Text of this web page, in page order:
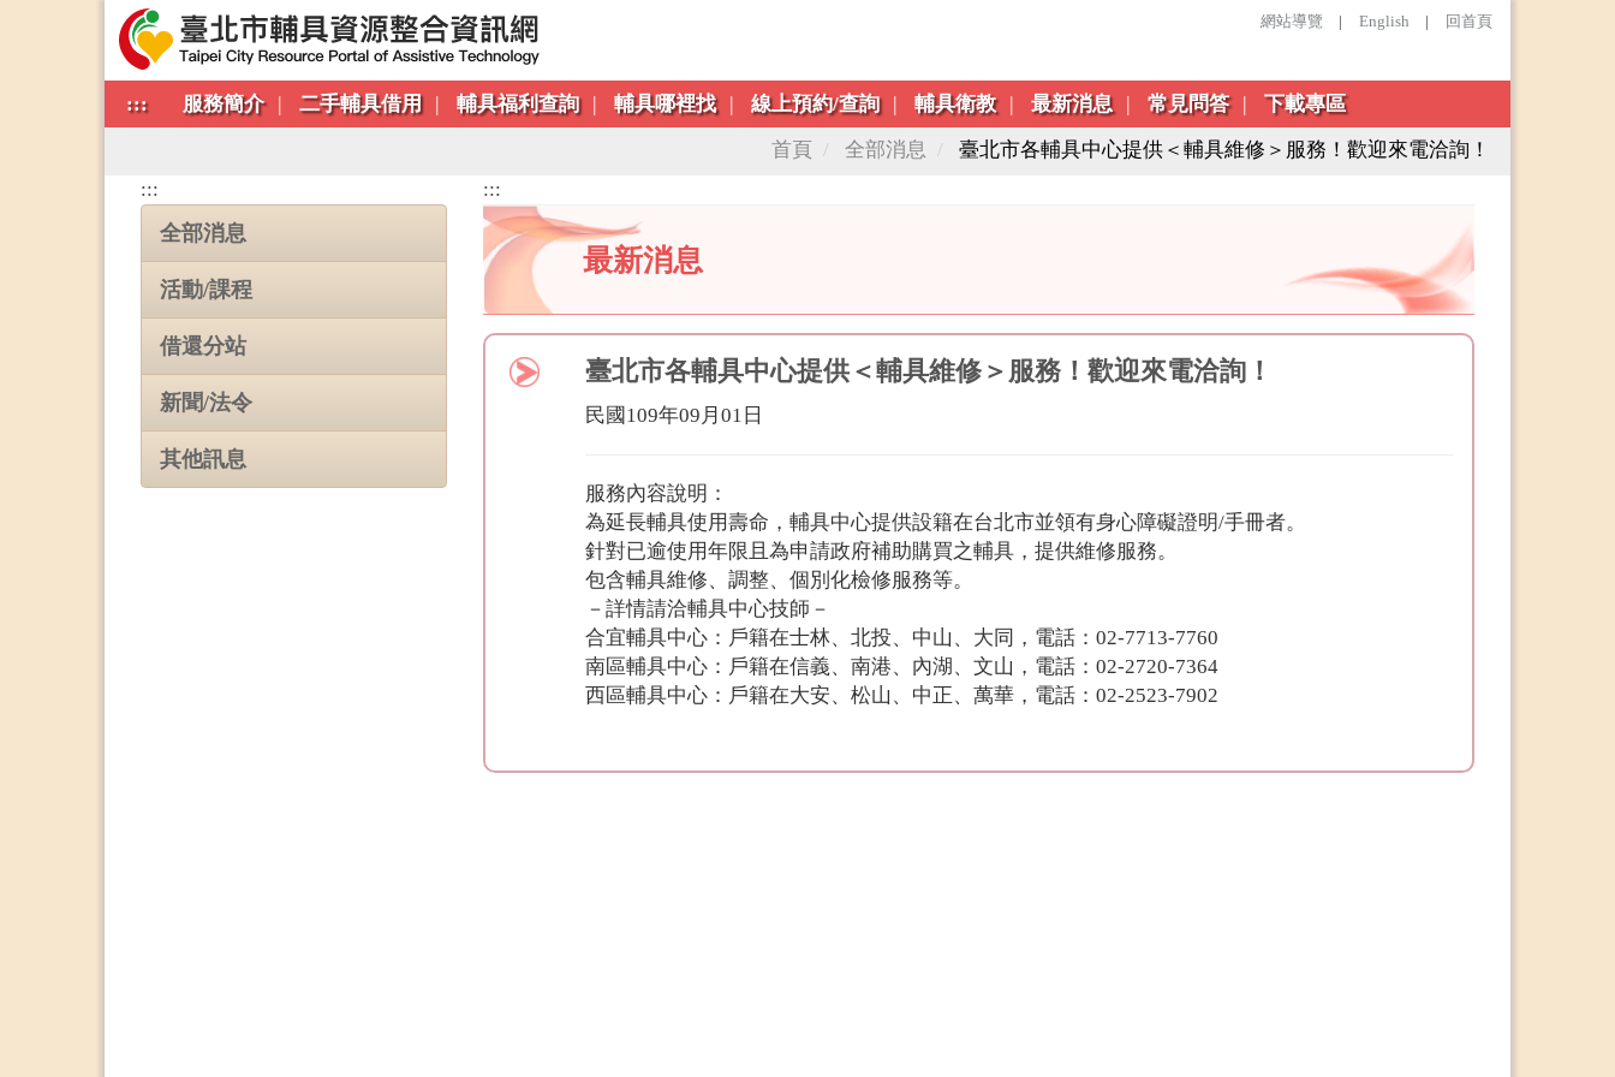
網站導覽 | English | 回首頁
::: 服務簡介 二手輔具借用 輔具福利查詢 輔具哪裡找 線上預約/查詢 輔具衛教 最新消息 常見問答
下載專區
首頁
全部消息
臺北市各輔具中心提供＜輔具維修＞服務！歡迎來電洽詢！
:::
全部消息
活動/課程
借還分站
新聞/法令
其他訊息
:::
最新消息
臺北市各輔具中心提供＜輔具維修＞服務！歡迎來電洽詢！
民國109年09月01日
服務內容說明：
為延長輔具使用壽命，輔具中心提供設籍在台北市並領有身心障礙證明/手冊者。
針對已逾使用年限且為申請政府補助購買之輔具，提供維修服務。
包含輔具維修、調整、個別化檢修服務等。
－詳情請洽輔具中心技師－
合宜輔具中心：戶籍在士林、北投、中山、大同，電話：02-7713-7760
南區輔具中心：戶籍在信義、南港、內湖、文山，電話：02-2720-7364
西區輔具中心：戶籍在大安、松山、中正、萬華，電話：02-2523-7902